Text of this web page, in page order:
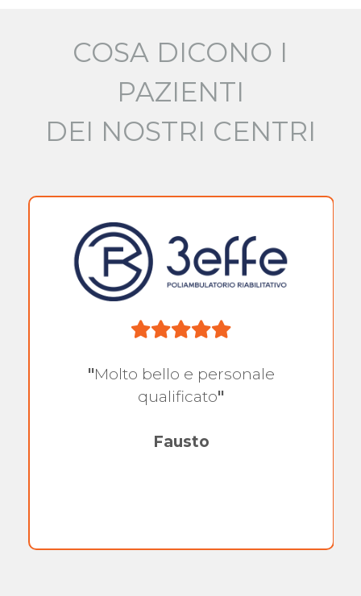
COSA DICONO I
PAZIENTI
DEI NOSTRI CENTRI
"Molto bello e personale
qualificato"
Fausto